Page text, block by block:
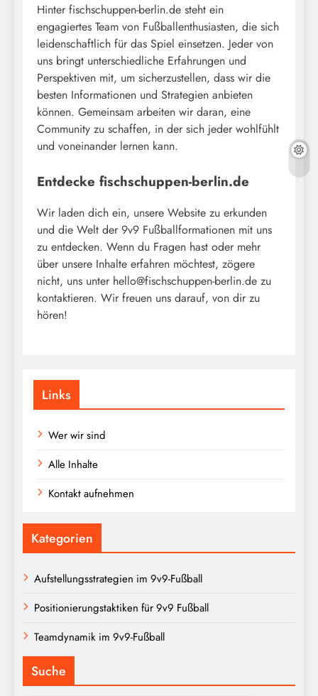
Hinter fischschuppen-berlin.de steht ein
engagiertes Team von Fußballenthusiasten, die sich
leidenschaftlich für das Spiel einsetzen. Jeder von
uns bringt unterschiedliche Erfahrungen und
Perspektiven mit, um sicherzustellen, dass wir die
besten Informationen und Strategien anbieten
können. Gemeinsam arbeiten wir daran, eine
Community zu schaffen, in der sich jeder wohlfühlt
und voneinander lernen kann.
Entdecke fischschuppen-berlin.de
Wir laden dich ein, unsere Website zu erkunden
und die Welt der 9v9 Fußballformationen mit uns
zu entdecken. Wenn du Fragen hast oder mehr
über unsere Inhalte erfahren möchtest, zögere
nicht, uns unter hello@fischschuppen-berlin.de zu
kontaktieren. Wir freuen uns darauf, von dir zu
hören!
Links
Wer wir sind
Alle Inhalte
Kontakt aufnehmen
Kategorien
Aufstellungsstrategien im 9v9-Fußball
Positionierungstaktiken für 9v9 Fußball
Teamdynamik im 9v9-Fußball
Suche